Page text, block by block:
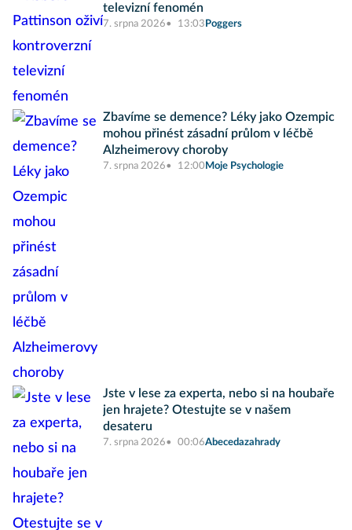
televizní fenomén
7. srpna 2026 13:03 Poggers
Zbavíme se demence? Léky jako Ozempic
mohou přinést zásadní průlom v léčbě
Alzheimerovy choroby
7. srpna 2026 12:00 Moje Psychologie
Jste v lese za experta, nebo si na houbaře
jen hrajete? Otestujte se v našem
desateru
7. srpna 2026 00:06Abecedazahrady